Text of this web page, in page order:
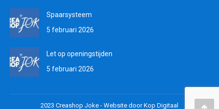
Spaarsysteem
5 februari 2026
Let op openingstijden
5 februari 2026
2023 Creashop Joke - Website door Kop Digitaal